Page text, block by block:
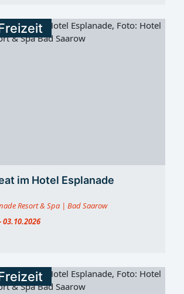
im Hotel Esplanade
Resort & Spa | Bad Saarow
03.10.2026